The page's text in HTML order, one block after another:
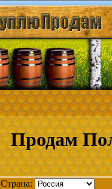
Продам
Страна: